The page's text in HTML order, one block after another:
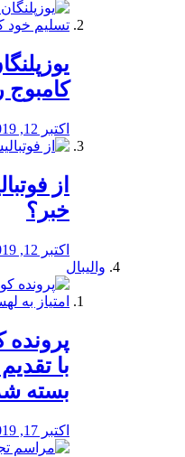
کامبوج
اکتبر 12, 2019
از
خبر؟
اکتبر 12, 2019
والیبال
پرونده
با
بسته
اکتبر 17, 2019